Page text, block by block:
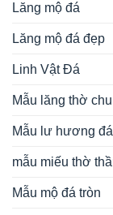
Lăng mộ đá
Lăng mộ đá đẹp
Linh Vật Đá
Mẫu lăng thờ
Mẫu lư hương
mẫu miếu thờ
Mẫu mộ đá tròn